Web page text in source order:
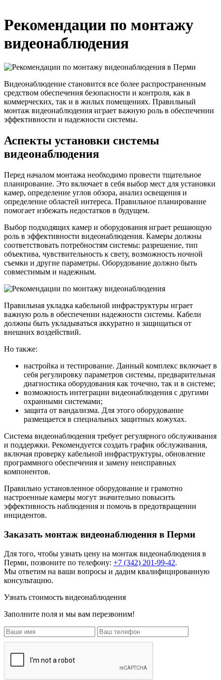
Рекомендации по монтажу
видеонаблюдения
Видеонаблюдение становится все более распространенным
средством обеспечения безопасности и контроля, как в
коммерческих, так и в жилых помещениях. Правильный
монтаж видеонаблюдения играет важную роль в обеспечении
эффективности и надежности системы.
Аспекты установки системы
видеонаблюдения
Перед началом монтажа необходимо провести тщательное
планирование. Это включает в себя выбор мест для установки
камер, определение углов обзора, анализ освещения и
определение областей интереса. Правильное планирование
помогает избежать недостатков в будущем.
Выбор подходящих камер и оборудования играет решающую
роль в эффективности видеонаблюдения. Камеры должны
соответствовать потребностям системы: разрешение, тип
объектива, чувствительность к свету, возможность ночной
съемки и другие параметры. Оборудование должно быть
совместимым и надежным.
Правильная укладка кабельной инфраструктуры играет
важную роль в обеспечении надежности системы. Кабели
должны быть укладываться аккуратно и защищаться от
внешних воздействий.
Но также:
настройка и тестирование. Данный комплекс включает в
себя регулировку параметров системы, предварительная
диагностика оборудования как точечно, так и в системе;
возможность интеграции видеонаблюдения с другими
охранными системами;
защита от вандализма. Для этого оборудование
размещается в специальных защитных кожухах.
Система видеонаблюдения требует регулярного обслуживания
и поддержки. Рекомендуется создать график обслуживания,
включая проверку кабельной инфраструктуры, обновление
программного обеспечения и замену неисправных
компонентов.
Правильно установленное оборудование и грамотно
настроенные камеры могут значительно повысить
эффективность наблюдения и помочь в предотвращении
инцидентов.
Заказать монтаж видеонаблюдения в Перми
Для того, чтобы узнать цену на монтаж видеонаблюдения в
Перми, позвоните по телефону: +7 (342) 201-99-42.
Мы ответим на ваши вопросы и дадим квалифицированную
консультацию.
Узнать стоимость видеонаблюдения
Заполните поля и мы вам перезвоним!